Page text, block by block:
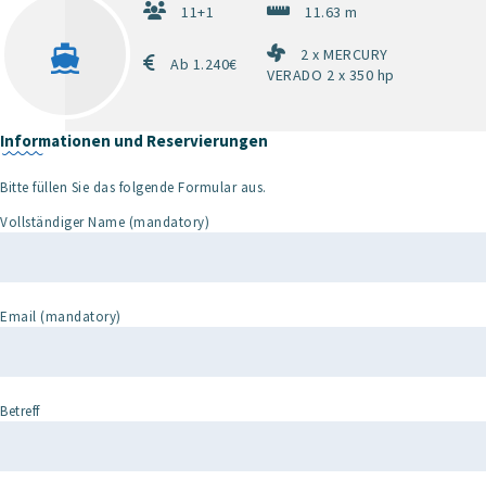
11+1 11.63 m
Ab 1.240€
2 x MERCURY
VERADO 2 x 350 hp
Informationen und Reservierungen
Bitte füllen Sie das folgende Formular aus.
Vollständiger Name (mandatory)
Email (mandatory)
Betreff